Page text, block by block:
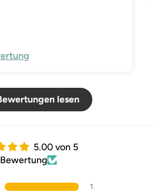
lesen
5.00 von 5
Bewertung
1